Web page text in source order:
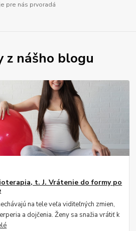
pre nás prvoradá
z nášho blogu
t. J. Vrátenie do formy po
na tele veľa viditeľných zmien,
a dojčenia. Ženy sa snažia vrátiť k